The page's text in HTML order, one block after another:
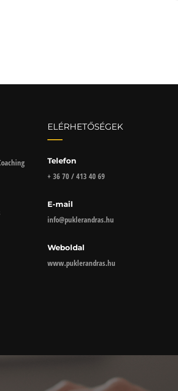
ELÉRHETŐSÉGEK
Telefon
+ 36 70 / 413 40 69
E-mail
info@puklerandras.hu
Weboldal
www.puklerandras.hu